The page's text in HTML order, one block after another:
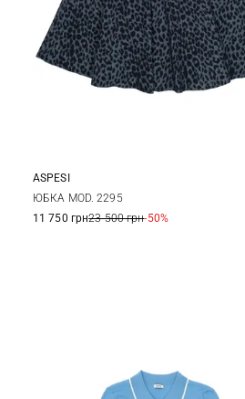
36 38
ASPESI
ЮБКА MOD. 2295
11 750 грн23 500 грн-50%